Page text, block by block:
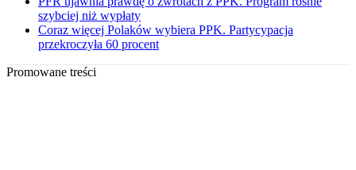
szybciej niż wypłaty
Coraz więcej Polaków wybiera PPK. Partycypacja
przekroczyła 60 procent
Promowane treści